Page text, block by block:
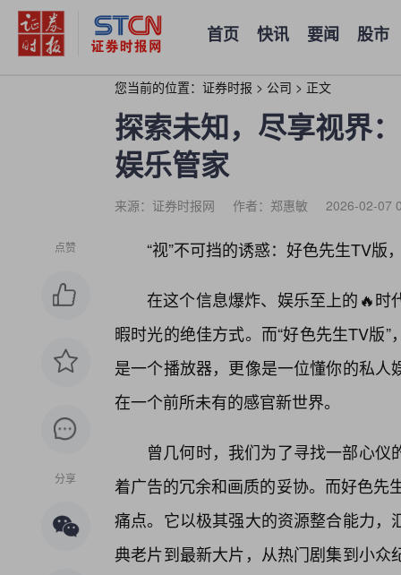
首页 快讯 要闻 股市
您当前的位置： 证券时报 > 公司 > 正文
探索未知，尽享视界
娱乐管家
来源：证券时报网 作者：郑惠敏 2026-02-07
点赞
分享
“视”不可挡的诱惑：好色先生TV版
在这个信息爆炸、娱乐至上的🔥时
暇时光的绝佳方式。而“好色先生TV版
是一个播放器，更像是一位懂你的私
在一个前所未有的感官新世界。
曾几何时，我们为了寻找一部心
着广告的冗余和画质的妥协。而好色先
痛点。它以极其强大的资源整合能力
典老片到最新大片，从热门剧集到小